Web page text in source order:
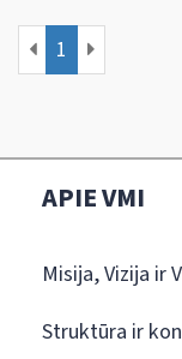
1
APIE VMI
Misija, Vizija ir
Struktūra ir